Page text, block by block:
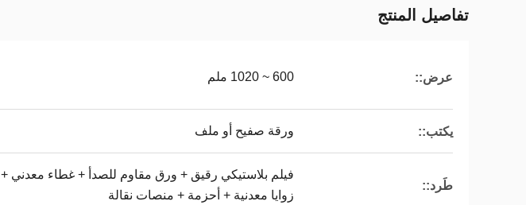
تفاصيل المنتج
عرض:: 600 ~ 1020 ملم
يكتب:: ورقة صفيح أو ملف
طَرد::
فيلم بلاستيكي رقيق + ورق مقاوم للصدأ + غطاء معدني +
زوايا معدنية + أحزمة + منصات نقالة